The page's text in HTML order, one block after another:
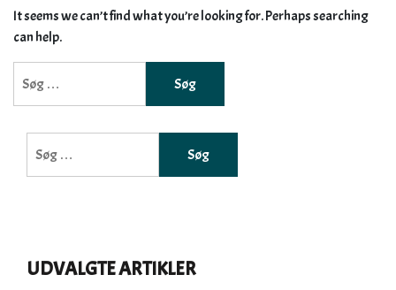
It seems we can’t find what you’re looking for. Perhaps searching
can help.
efter:
efter:
UDVALGTE ARTIKLER